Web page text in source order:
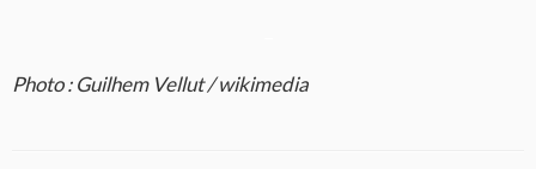
Photo : Guilhem Vellut / wikimedia